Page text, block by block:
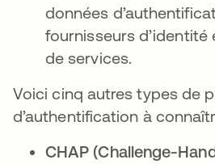
données
fournisseurs d’identité
de services.
Voici cinq autres types de
d’authentification à
CHAP (Challenge-